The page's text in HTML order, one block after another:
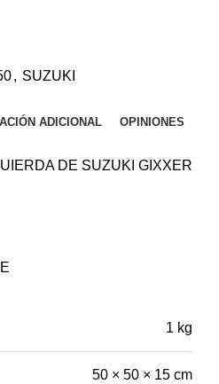
, SUZUKI
ADICIONAL OPINIONES
DE SUZUKI GIXXER
1 kg
50 × 50 × 15 cm